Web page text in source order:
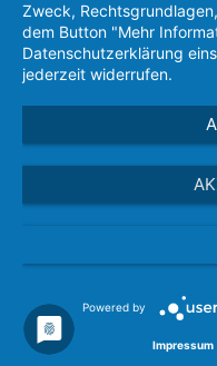
Zweck,
dem Button "Mehr
Datenschutzerklärung
jederzeit widerrufen.
Powered by
Impressum